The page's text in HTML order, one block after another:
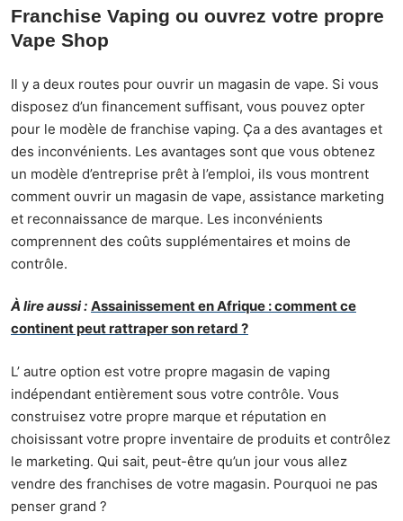
Franchise Vaping ou ouvrez votre propre
Vape Shop
Il y a deux routes pour ouvrir un magasin de vape. Si vous
disposez d’un financement suffisant, vous pouvez opter
pour le modèle de franchise vaping. Ça a des avantages et
des inconvénients. Les avantages sont que vous obtenez
un modèle d’entreprise prêt à l’emploi, ils vous montrent
comment ouvrir un magasin de vape, assistance marketing
et reconnaissance de marque. Les inconvénients
comprennent des coûts supplémentaires et moins de
contrôle.
À lire aussi : Assainissement en Afrique : comment ce
continent peut rattraper son retard ?
L’ autre option est votre propre magasin de vaping
indépendant entièrement sous votre contrôle. Vous
construisez votre propre marque et réputation en
choisissant votre propre inventaire de produits et contrôlez
le marketing. Qui sait, peut-être qu’un jour vous allez
vendre des franchises de votre magasin. Pourquoi ne pas
penser grand ?